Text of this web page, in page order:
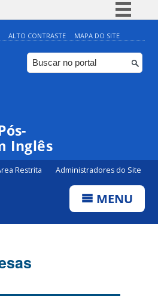
Simplifique!
Comunica BR
Participe
ALTO CONTRASTE MAPA DO SITE
Inglês
Restrita Administradores do Site
MENU